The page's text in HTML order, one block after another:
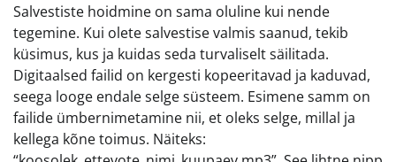
Salvestiste hoidmine on sama oluline kui nende
tegemine. Kui olete salvestise valmis saanud, tekib
küsimus, kus ja kuidas seda turvaliselt säilitada.
Digitaalsed failid on kergesti kopeeritavad ja kaduvad,
seega looge endale selge süsteem. Esimene samm on
failide ümbernimetamine nii, et oleks selge, millal ja
kellega kõne toimus. Näiteks: